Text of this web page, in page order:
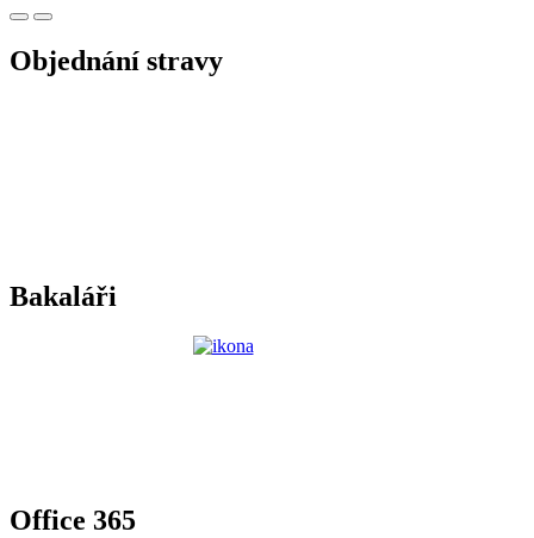
Objednání stravy
Bakaláři
Office 365